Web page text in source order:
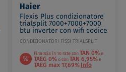
Haier
Flexis Plus condizionatore
trialsplit 7000+7000+7000
btu inverter con wifi codice
prod: AS20S2SF1FA x3
3U55S2SR3F
CONDIZIONATORI FISSI TRIALSPLIT
% Finanzia in 10 rate conTAN 0%e
TAEG 0%o conTAN 6,95%e
TAEG max 17,69%Info